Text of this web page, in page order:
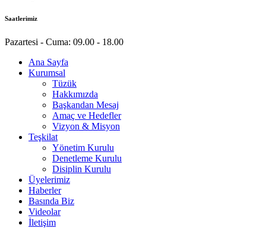
Saatlerimiz
Pazartesi - Cuma: 09.00 - 18.00
Ana Sayfa
Kurumsal
Tüzük
Hakkımızda
Başkandan Mesaj
Amaç ve Hedefler
Vizyon & Misyon
Teşkilat
Yönetim Kurulu
Denetleme Kurulu
Disiplin Kurulu
Üyelerimiz
Haberler
Basında Biz
Videolar
İletişim